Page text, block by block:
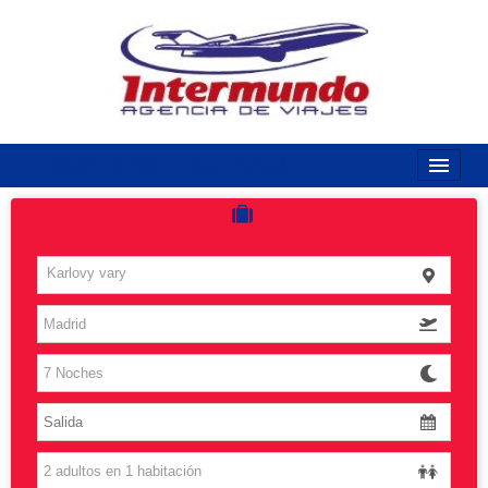
Costas
Vuelos
Islas
Caribe
Grandes Viajes
Karlovy vary